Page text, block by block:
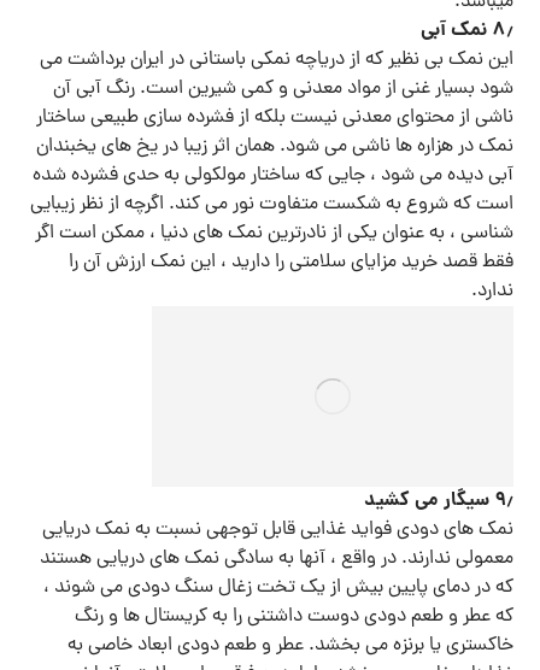
۸٫ نمک آبی
این نمک بی نظیر که از دریاچه نمکی باستانی در ایران برداشت می
شود بسیار غنی از مواد معدنی و کمی شیرین است. رنگ آبی آن
ناشی از محتوای معدنی نیست بلکه از فشرده سازی طبیعی ساختار
نمک در هزاره ها ناشی می شود. همان اثر زیبا در یخ های یخبندان
آبی دیده می شود ، جایی که ساختار مولکولی به حدی فشرده شده
است که شروع به شکست متفاوت نور می کند. اگرچه از نظر زیبایی
شناسی ، به عنوان یکی از نادرترین نمک های دنیا ، ممکن است اگر
فقط قصد خرید مزایای سلامتی را دارید ، این نمک ارزش آن را
ندارد.
۹٫ سیگار می کشید
نمک های دودی فواید غذایی قابل توجهی نسبت به نمک دریایی
معمولی ندارند. در واقع ، آنها به سادگی نمک های دریایی هستند
که در دمای پایین بیش از یک تخت زغال سنگ دودی می شوند ،
که عطر و طعم دودی دوست داشتنی را به کریستال ها و رنگ
خاکستری یا برنزه می بخشد. عطر و طعم دودی ابعاد خاصی به